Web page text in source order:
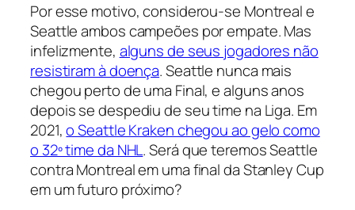
Por esse motivo, considerou-se Montreal e
Seattle ambos campeões por empate. Mas
infelizmente, alguns de seus jogadores não
resistiram à doença. Seattle nunca mais
chegou perto de uma Final, e alguns anos
depois se despediu de seu time na Liga. Em
2021,o Seattle Kraken chegou ao gelo como
o 32º time da NHL. Será que teremos Seattle
contra Montreal em uma final da Stanley Cup
em um futuro próximo?